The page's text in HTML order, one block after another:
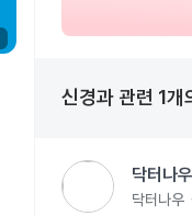
신경과 관련 1개
닥터나
닥터나우